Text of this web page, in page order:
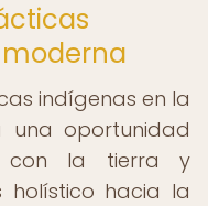
indígenas en la
una oportunidad
con la tierra y
hacia la